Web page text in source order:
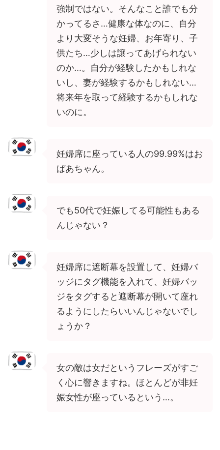
強制ではない。そんなこと誰でも分
かってるさ…健康な体なのに、自分
より大変そうな妊婦、お年寄り、子
供たち…少しは譲ってあげられない
のか…。自分が経験したかもしれな
いし、妻が経験するかもしれない…
将来年を取って経験するかもしれな
いのに。
妊婦席に座っている人の99.99%はお
ばあちゃん。
でも50代で妊娠してる可能性もある
んじゃない？
妊婦席に遮断幕を設置して、妊婦バ
ッジにタグ機能を入れて、妊婦バッ
ジをタグすると遮断幕が開いて座れ
るようにしたらいいんじゃないでし
ょうか？
女の敵は女だというフレーズがすご
く心に響きますね。ほとんどが非妊
娠女性が座っているという…。